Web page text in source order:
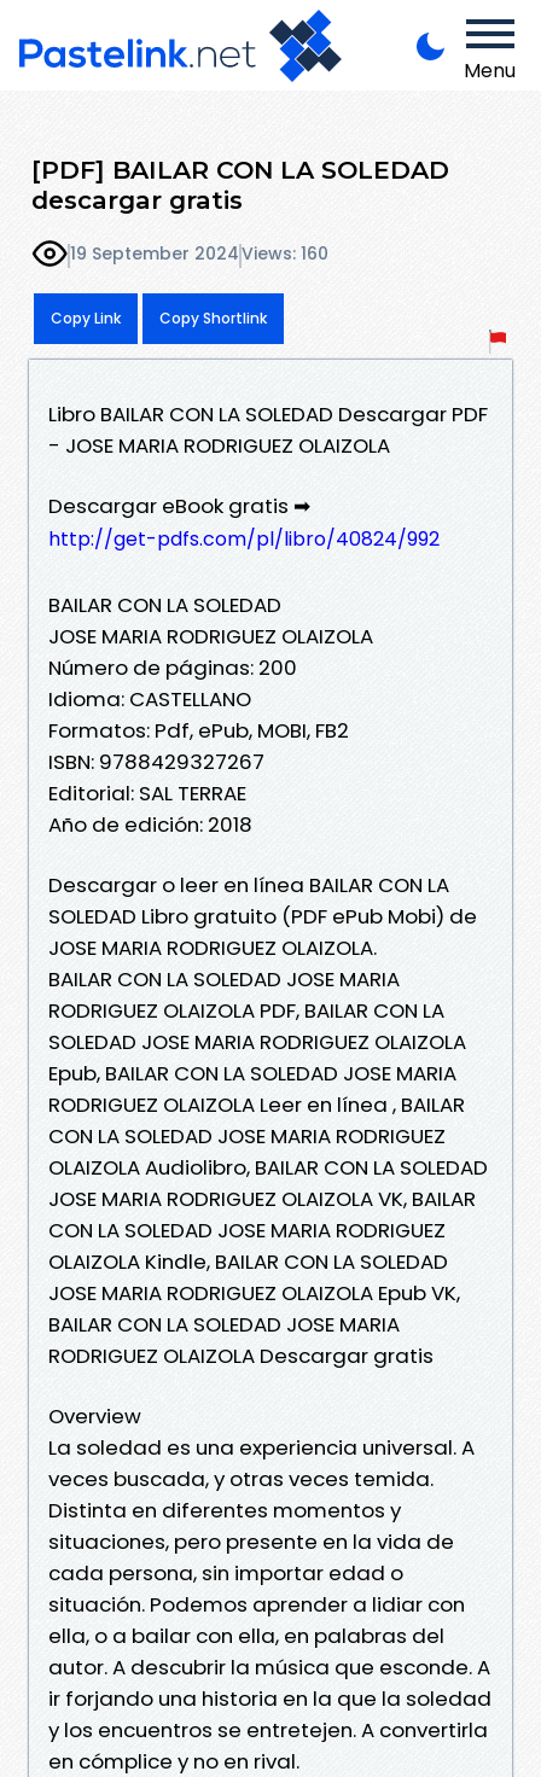
Menu
[PDF] BAILAR CON LA SOLEDAD
descargar gratis
19 September 2024Views: 160
Copy Link Copy Shortlink
Libro BAILAR CON LA SOLEDAD Descargar PDF
- JOSE MARIA RODRIGUEZ OLAIZOLA
Descargar eBook gratis ➡
http://get-pdfs.com/pl/libro/40824/992
BAILAR CON LA SOLEDAD
JOSE MARIA RODRIGUEZ OLAIZOLA
Número de páginas: 200
Idioma: CASTELLANO
Formatos: Pdf, ePub, MOBI, FB2
ISBN: 9788429327267
Editorial: SAL TERRAE
Año de edición: 2018
Descargar o leer en línea BAILAR CON LA
SOLEDAD Libro gratuito (PDF ePub Mobi) de
JOSE MARIA RODRIGUEZ OLAIZOLA.
BAILAR CON LA SOLEDAD JOSE MARIA
RODRIGUEZ OLAIZOLA PDF, BAILAR CON LA
SOLEDAD JOSE MARIA RODRIGUEZ OLAIZOLA
Epub, BAILAR CON LA SOLEDAD JOSE MARIA
RODRIGUEZ OLAIZOLA Leer en línea , BAILAR
CON LA SOLEDAD JOSE MARIA RODRIGUEZ
OLAIZOLA Audiolibro, BAILAR CON LA SOLEDAD
JOSE MARIA RODRIGUEZ OLAIZOLA VK, BAILAR
CON LA SOLEDAD JOSE MARIA RODRIGUEZ
OLAIZOLA Kindle, BAILAR CON LA SOLEDAD
JOSE MARIA RODRIGUEZ OLAIZOLA Epub VK,
BAILAR CON LA SOLEDAD JOSE MARIA
RODRIGUEZ OLAIZOLA Descargar gratis
Overview
La soledad es una experiencia universal. A
veces buscada, y otras veces temida.
Distinta en diferentes momentos y
situaciones, pero presente en la vida de
cada persona, sin importar edad o
situación. Podemos aprender a lidiar con
ella, o a bailar con ella, en palabras del
autor. A descubrir la música que esconde. A
ir forjando una historia en la que la soledad
y los encuentros se entretejen. A convertirla
en cómplice y no en rival.